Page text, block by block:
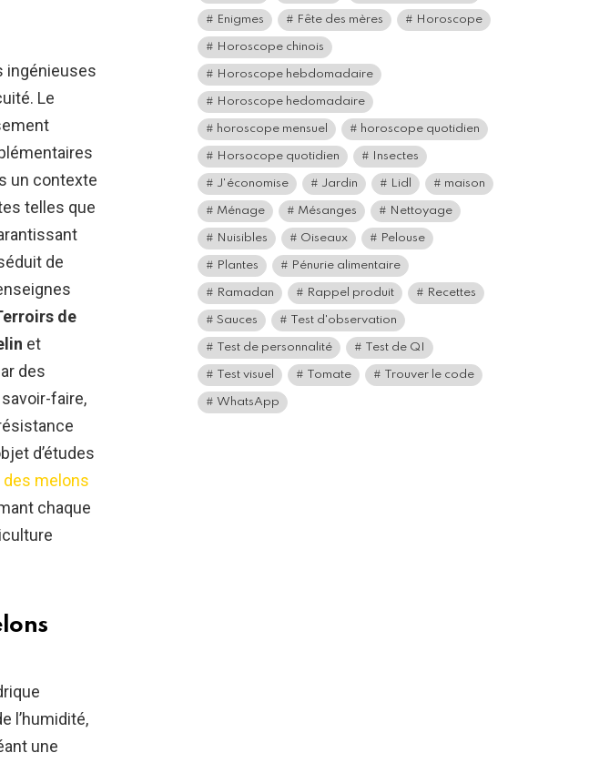
ingénieuses
Le
un contexte
telles que
de
de
et
des
faire,
d’études
des melons
chaque
l’humidité,
une
Enigmes Fête des mères Horoscope
Horoscope chinois
Horoscope hebdomadaire
Horoscope hedomadaire
horoscope mensuel horoscope quotidien
Horsocope quotidien Insectes
J'économise Jardin Lidl maison
Ménage Mésanges Nettoyage
Nuisibles Oiseaux Pelouse
Plantes Pénurie alimentaire
Ramadan Rappel produit Recettes
Sauces Test d'observation
Test de personnalité Test de QI
Test visuel Tomate Trouver le code
WhatsApp